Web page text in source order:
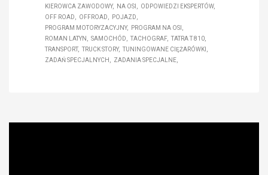
KIEROWCA ZAWODOWY
NA OSI
ODPOWIEDZI EKSPERTÓW
OFF ROAD
OFFROAD
POJAZD
PROGRAM MOTORYZACYJNY
PROGRAM NA OSI
ROMAN LATYN
SAMOCHÓD TACHOGRAF
TATRA T 810
TRANSPORT
TRUCK STORY
TUNINGOWANE CIĘŻARÓWKI
ZADAŃ SPECJALNYCH
ZADANIA SPECJALNE